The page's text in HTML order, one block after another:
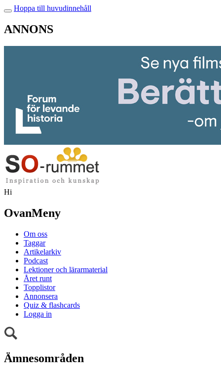
Hoppa till huvudinnehåll
ANNONS
Hi
OvanMeny
Om oss
Taggar
Artikelarkiv
Podcast
Lektioner och lärarmaterial
Året runt
Topplistor
Annonsera
Quiz & flashcards
Logga in
Ämnesområden